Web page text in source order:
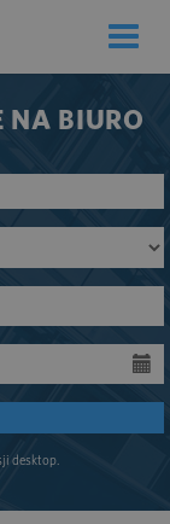
Toggle
NA BIURO
desktop.